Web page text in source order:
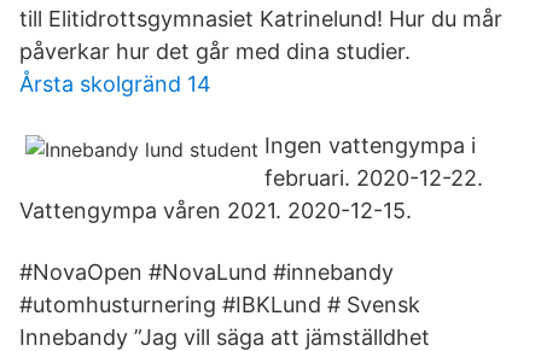
till Elitidrottsgymnasiet Katrinelund! Hur du mår
påverkar hur det går med dina studier.
Årsta skolgränd 14
Ingen vattengympa i
februari. 2020-12-22.
Vattengympa våren 2021. 2020-12-15.
#NovaOpen #NovaLund #innebandy
#utomhusturnering #IBKLund # Svensk
Innebandy ”Jag vill säga att jämställdhet